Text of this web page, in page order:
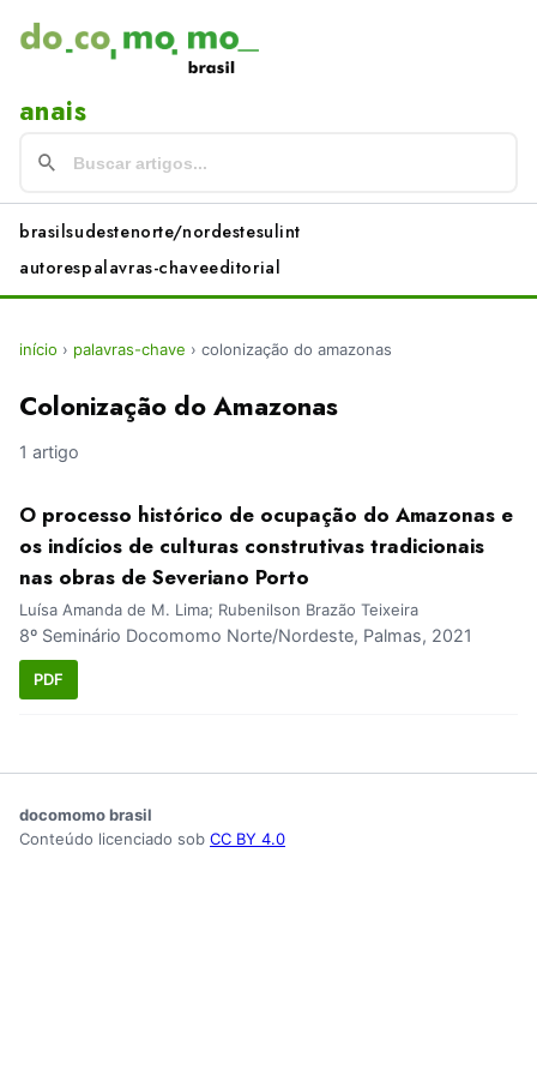
anais
brasilsudestenorte/nordestesulint
autorespalavras-chaveeditorial
início › palavras-chave › colonização do amazonas
Colonização do Amazonas
1 artigo
O processo histórico de ocupação do Amazonas e
os indícios de culturas construtivas tradicionais
nas obras de Severiano Porto
Luísa Amanda de M. Lima; Rubenilson Brazão Teixeira
8º Seminário Docomomo Norte/Nordeste, Palmas, 2021
PDF
docomomo brasil
Conteúdo licenciado sob CC BY 4.0